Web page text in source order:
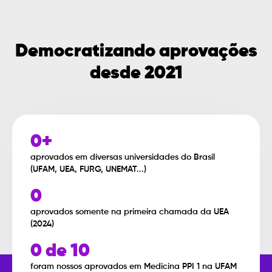
Democratizando aprovações
desde 2021
aprovados em diversas universidades do Brasil
(UFAM, UEA, FURG, UNEMAT...)
0+
aprovados somente na primeira chamada da UEA
(2024)
0
foram nossos aprovados em Medicina PPI 1 na UFAM
0 de 10